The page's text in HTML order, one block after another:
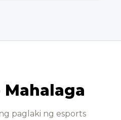
paglaki ng esports